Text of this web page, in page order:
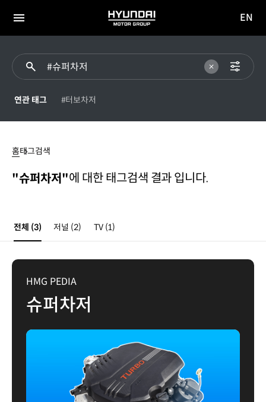
전체
HYUNDAI
MOTOR
이동
EN
연관 태그 #터보차저
홈태그검색
"슈퍼차저"에 대한 태그검색 결과 입니다.
전체 (3) 저널 (2) TV (1)
HMG PEDIA
슈퍼차저